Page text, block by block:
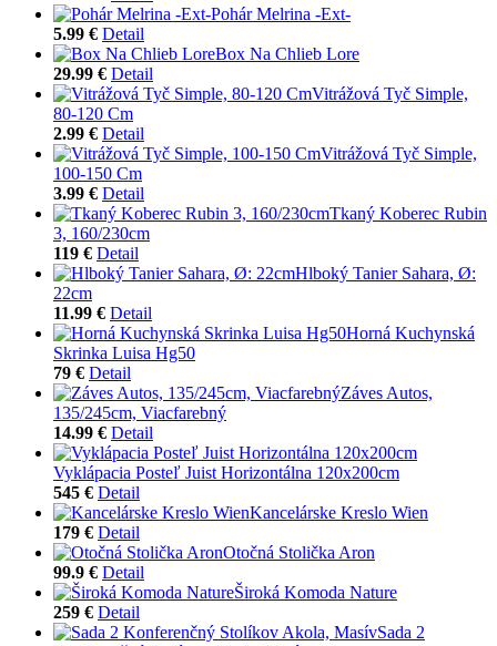
Pohár Melrina -Ext-
5.99 € Detail
Box Na Chlieb Lore
29.99 € Detail
Vitrážová Tyč Simple,
80-120 Cm
2.99 € Detail
Vitrážová Tyč Simple,
100-150 Cm
3.99 € Detail
Tkaný Koberec Rubin
3, 160/230cm
119 € Detail
Hlboký Tanier Sahara, Ø:
22cm
11.99 € Detail
Horná Kuchynská
Skrinka Luisa Hg50
79 € Detail
Záves Autos,
135/245cm, Viacfarebný
14.99 € Detail
Vyklápacia Posteľ Juist Horizontálna 120x200cm
545 € Detail
Kancelárske Kreslo Wien
179 € Detail
Otočná Stolička Aron
99.9 € Detail
Široká Komoda Nature
259 € Detail
Sada 2